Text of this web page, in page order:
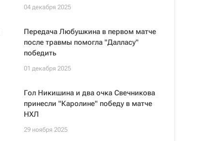
04 декабря 2025
Передача Любушкина в первом матче
после травмы помогла "Далласу"
победить
01 декабря 2025
Гол Никишина и два очка Свечникова
принесли "Каролине" победу в матче
НХЛ
29 ноября 2025